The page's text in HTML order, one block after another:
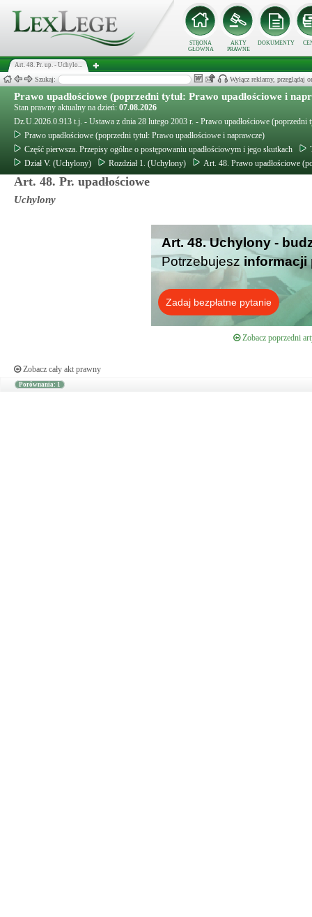
STRONA
GŁÓWNA
AKTY
PRAWNE
DOKUMENTY
Art. 48. Pr. up. - Uchylo...
Szukaj: Wyłącz reklamy, przeglądaj
Prawo upadłościowe (poprzedni tytuł: Prawo upadłościowe i
Stan prawny aktualny na dzień: 07.08.2026
Dz.U.2026.0.913 t.j. - Ustawa z dnia 28 lutego 2003 r. - Prawo upadłościowe (poprzedni
Prawo upadłościowe (poprzedni tytuł: Prawo upadłościowe i naprawcze)
Część pierwsza. Przepisy ogólne o postępowaniu upadłościowym i jego skutkach
Dział V. (Uchylony)
Rozdział 1. (Uchylony) Art. 48. Prawo upadłościowe
Art. 48. Pr. upadłościowe
Uchylony
Art. 48. Uchylony -
Potrzebujesz informacji
Zadaj bezpłatne pytanie
Zobacz poprzedni
Zobacz cały akt prawny
Porównania: 1